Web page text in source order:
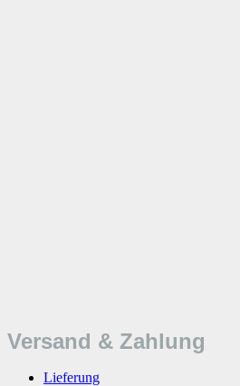
Versand & Zahlung
Lieferung